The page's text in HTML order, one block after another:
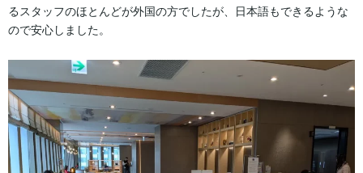
るスタッフのほとんどが外国の方でしたが、日本語もできるような
ので安心しました。